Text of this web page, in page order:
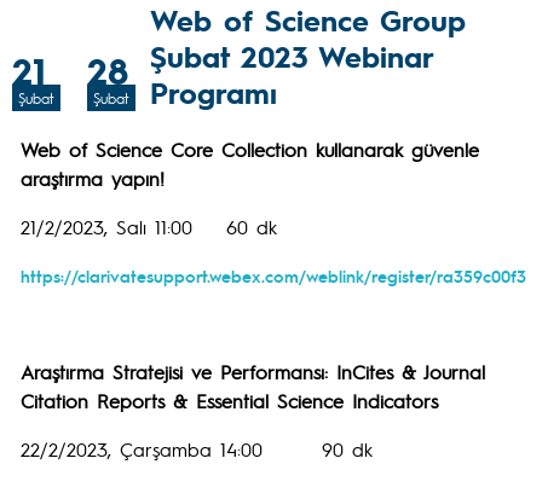
21
Şubat
28
Şubat
Web of Science Group
Şubat 2023 Webinar
Programı
Web of Science Core Collection kullanarak güvenle
araştırma yapın!
21/2/2023, Salı 11:00 60 dk
https://clarivatesupport.webex.com/weblink/register/
Araştırma Stratejisi ve Performansı: InCites & Journal
Citation Reports & Essential Science Indicators
22/2/2023, Çarşamba 14:00 90 dk